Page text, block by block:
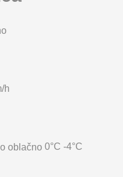
h
0°C -4°C